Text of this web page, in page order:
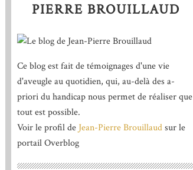
PIERRE BROUILLAUD
Ce blog est fait de témoignages d'une vie
d'aveugle au quotidien, qui, au-delà des a-
priori du handicap nous permet de réaliser que
tout est possible.
Voir le profil de Jean-Pierre Brouillaudsur le
portail Overblog